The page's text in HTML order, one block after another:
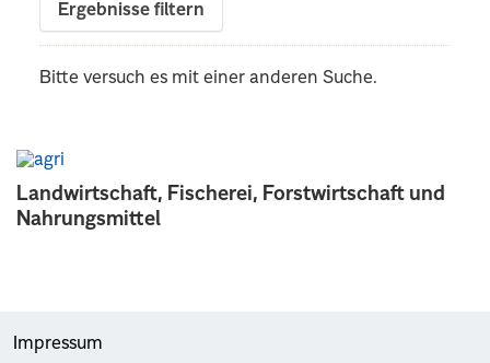
Landwirtschaft, Fischerei, Forstwirtschaft und
Nahrungsmittel
Ergebnisse filtern
Bitte versuch es mit einer anderen Suche.
Impressum